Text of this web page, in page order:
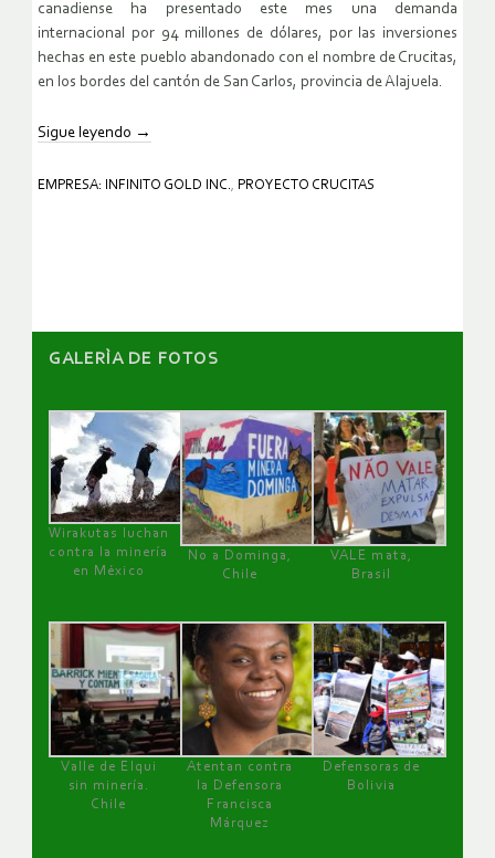
canadiense ha presentado este mes una demanda
internacional por 94 millones de dólares, por las inversiones
hechas en este pueblo abandonado con el nombre de Crucitas,
en los bordes del cantón de San Carlos, provincia de Alajuela.
Sigue leyendo →
EMPRESA: INFINITO GOLD INC., PROYECTO CRUCITAS
GALERÌA DE FOTOS
Wirakutas luchan
contra la minería
en México
No a Dominga,
Chile
VALE mata,
Brasil
Valle de Elqui
sin minería.
Chile
Atentan contra
la Defensora
Francisca
Márquez
Defensoras de
Bolivia